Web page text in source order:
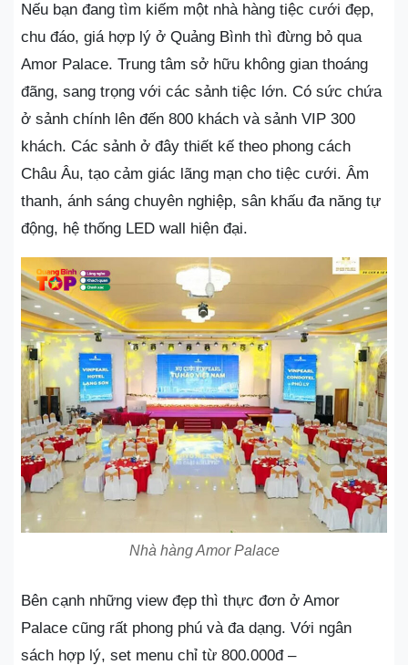
Nếu bạn đang tìm kiếm một nhà hàng tiệc cưới đẹp,
chu đáo, giá hợp lý ở Quảng Bình thì đừng bỏ qua
Amor Palace. Trung tâm sở hữu không gian thoáng
đãng, sang trọng với các sảnh tiệc lớn. Có sức chứa
ở sảnh chính lên đến 800 khách và sảnh VIP 300
khách. Các sảnh ở đây thiết kế theo phong cách
Châu Âu, tạo cảm giác lãng mạn cho tiệc cưới. Âm
thanh, ánh sáng chuyên nghiệp, sân khấu đa năng tự
động, hệ thống LED wall hiện đại.
Nhà hàng Amor Palace
Bên cạnh những view đẹp thì thực đơn ở Amor
Palace cũng rất phong phú và đa dạng. Với ngân
sách hợp lý, set menu chỉ từ 800.000đ –